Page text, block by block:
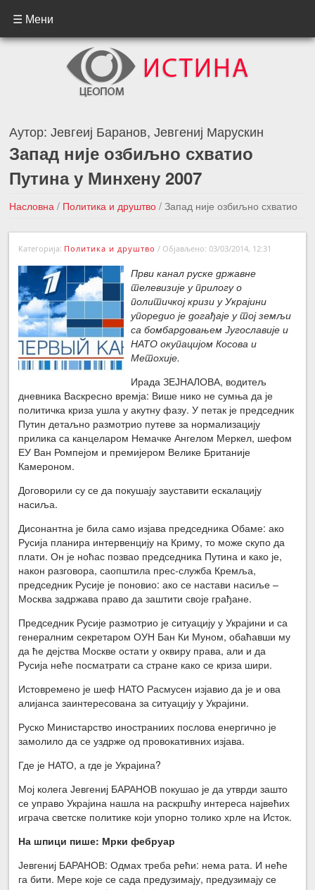
☰ Мени
Аутор:Јевгеиј Баранов, Јевгениј Марускин
Запад није озбиљно схватио
Путина у Минхену 2007
Насловна / Политика и друштво / Запад није озбиљно схватио
Путина у Минхену 2007
←Претходна вест
Следећа вест →
Категорија: Политика и друштво / Објављено: 03/03/2014, 12:31
Први канал руске државне
телевизије у прилогу о
политичкој кризи у Украјини
упоредио је догађаје у тој земљи
са бомбардовањем Југославије и
НАТО окупацијом Косова и
Метохије.
Ирада ЗЕЈНАЛОВА, водитељ
дневника Васкресно времја: Више нико не сумња да је
политичка криза ушла у акутну фазу. У петак је председник
Путин детаљно размотрио путеве за нормализацију
прилика са канцеларом Немачке Ангелом Меркел, шефом
ЕУ Ван Ромпејом и премијером Велике Британије
Камероном.
Договорили су се да покушају зауставити ескалацију
насиља.
Дисонантна је била само изјава председника Обаме: ако
Русија планира интервенцију на Криму, то може скупо да
плати. Он је ноћас позвао председника Путина и како је,
након разговора, саопштила прес-служба Кремља,
председник Русије је поновио: ако се настави насиље –
Москва задржава право да заштити своје грађане.
Председник Русије размотрио је ситуацију у Украјини и са
генералним секретаром ОУН Бан Ки Муном, обаћавши му
да ће дејства Москве остати у оквиру права, али и да
Русија неће посматрати са стране како се криза шири.
Истовремено је шеф НАТО Расмусен изјавио да је и ова
алијанса заинтересована за ситуацију у Украјини.
Руско Министарство иностраниих послова енергично је
замолило да се уздрже од провокативних изјава.
Где је НАТО, а где је Украјина?
Мој колега Јевгениј БАРАНОВ покушао је да утврди зашто
се управо Украјина нашла на раскршћу интереса највећих
играча светске политике који упорно толико хрле на Исток.
На шпици пише: Мрки фебруар
Јевгениј БАРАНОВ: Одмах треба рећи: нема рата. И неће
га бити. Мере које се сада предузимају, предузимају се